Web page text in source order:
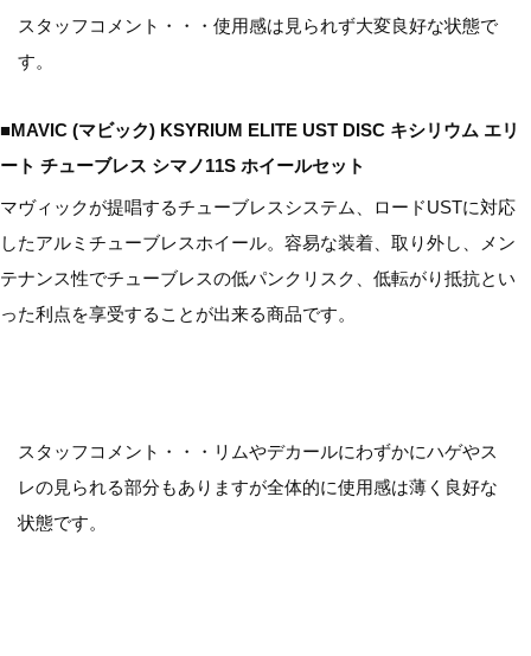
スタッフコメント・・・使用感は見られず大変良好な状態で
す。
■MAVIC (マビック) KSYRIUM ELITE UST DISC キシリウム エリ
ート チューブレス シマノ11S ホイールセット
マヴィックが提唱するチューブレスシステム、ロードUSTに対応
したアルミチューブレスホイール。容易な装着、取り外し、メン
テナンス性でチューブレスの低パンクリスク、低転がり抵抗とい
った利点を享受することが出来る商品です。
スタッフコメント・・・リムやデカールにわずかにハゲやス
レの見られる部分もありますが全体的に使用感は薄く良好な
状態です。